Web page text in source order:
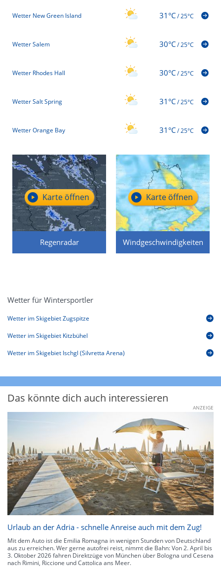
Wetter New Green Island 31°C/25°C
Wetter Salem 30°C/25°C
Wetter Rhodes Hall 30°C/25°C
Wetter Salt Spring 31°C/25°C
Wetter Orange Bay 31°C/25°C
Regenradar
Karte öffnen
Windgeschwindigkeiten
Karte öffnen
Wetter für Wintersportler
Wetter im Skigebiet Zugspitze
Wetter im Skigebiet Kitzbühel
Wetter im Skigebiet Ischgl (Silvretta Arena)
Das könnte dich auch interessieren
ANZEIGE
Urlaub an der Adria - schnelle Anreise auch mit dem Zug!
Mit dem Auto ist die Emilia Romagna in wenigen Stunden von Deutschland
aus zu erreichen. Wer gerne autofrei reist, nimmt die Bahn: Von 2. April bis
3. Oktober 2026 fahren Direktzüge von München über Bologna und Cesena
nach Rimini, Riccione und Cattolica ans Meer.